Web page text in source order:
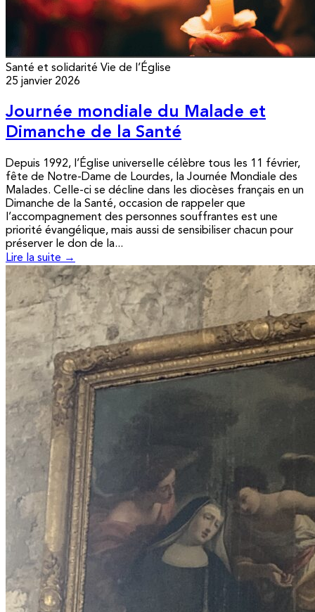
Santé et solidarité Vie de l’Église
25 janvier 2026
Journée mondiale du Malade et
Dimanche de la Santé
Depuis 1992, l’Église universelle célèbre tous les 11 février,
fête de Notre-Dame de Lourdes, la Journée Mondiale des
Malades. Celle-ci se décline dans les diocèses français en un
Dimanche de la Santé, occasion de rappeler que
l’accompagnement des personnes souffrantes est une
priorité évangélique, mais aussi de sensibiliser chacun pour
préserver le don de la...
Lire la suite →